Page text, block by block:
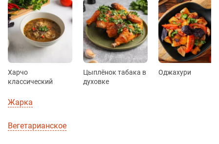
Харчо
классический
Цыплёнок табака в
духовке
Оджахури
Жарка
Вегетарианское